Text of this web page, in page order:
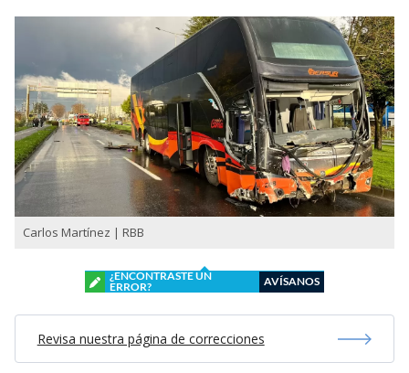
Carlos Martínez | RBB
¿ENCONTRASTE UN
ERROR?
AVÍSANOS
Revisa nuestra página de correcciones